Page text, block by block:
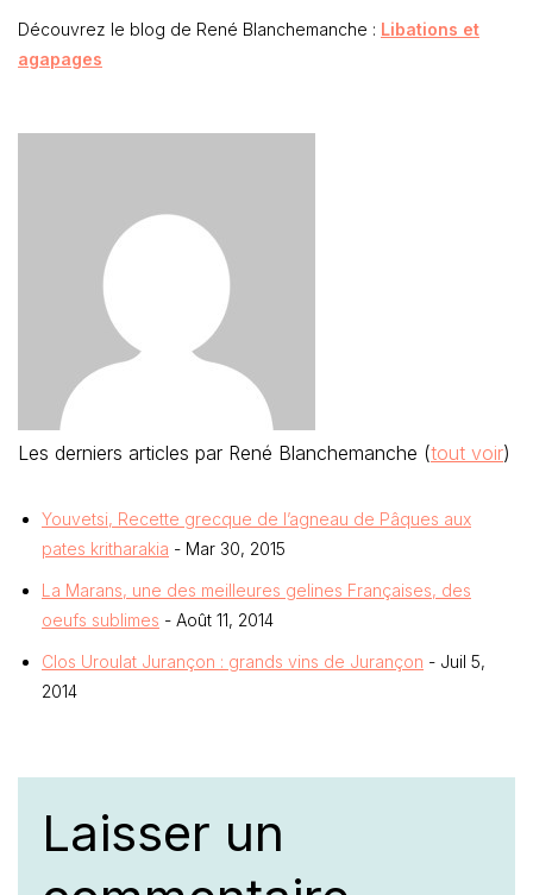
Découvrez le blog de René Blanchemanche : Libations et
agapages
Les derniers articles par René Blanchemanche (tout voir)
Youvetsi, Recette grecque de l’agneau de Pâques aux
pates kritharakia - Mar 30, 2015
La Marans, une des meilleures gelines Françaises, des
oeufs sublimes - Août 11, 2014
Clos Uroulat Jurançon : grands vins de Jurançon - Juil 5,
2014
Laisser un